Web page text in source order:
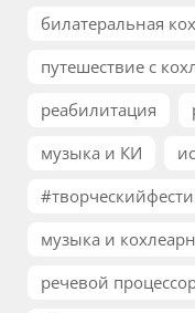
билатеральная
путешествие с
реабилитация
музыка и КИ
музыка и
речевой